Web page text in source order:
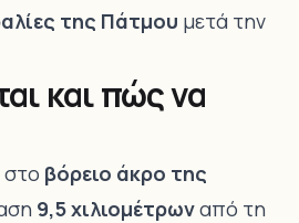
της Πάτμου μετά την
και πώς να
στο βόρειο άκρο της
9,5 χιλιομέτρωναπό τη